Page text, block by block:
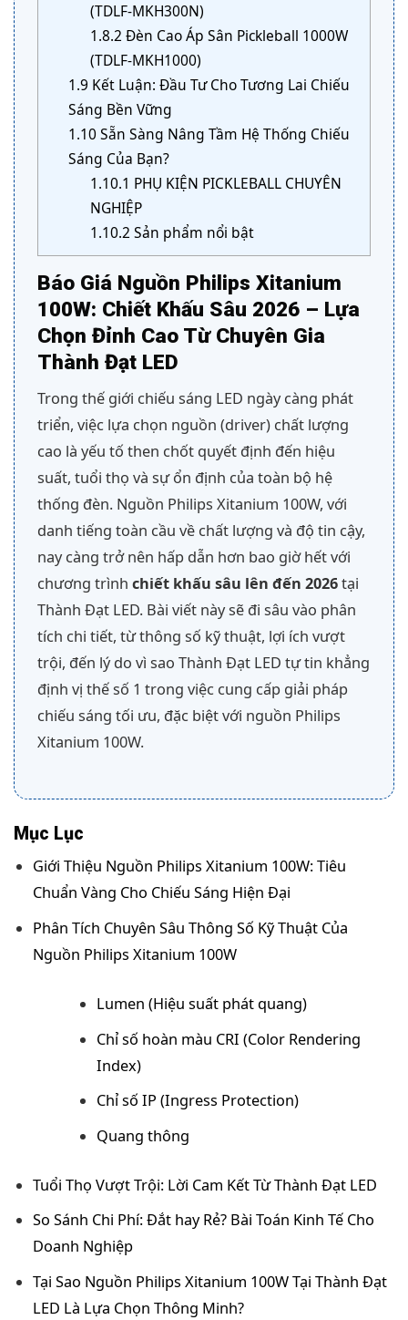
(TDLF-MKH300N)
1.8.2 Đèn Cao Áp Sân Pickleball 1000W
(TDLF-MKH1000)
1.9 Kết Luận: Đầu Tư Cho Tương Lai Chiếu
Sáng Bền Vững
1.10 Sẵn Sàng Nâng Tầm Hệ Thống Chiếu
Sáng Của Bạn?
1.10.1 PHỤ KIỆN PICKLEBALL CHUYÊN
NGHIỆP
1.10.2 Sản phẩm nổi bật
Báo Giá Nguồn Philips Xitanium
100W: Chiết Khấu Sâu 2026 – Lựa
Chọn Đỉnh Cao Từ Chuyên Gia
Thành Đạt LED
Trong thế giới chiếu sáng LED ngày càng phát
triển, việc lựa chọn nguồn (driver) chất lượng
cao là yếu tố then chốt quyết định đến hiệu
suất, tuổi thọ và sự ổn định của toàn bộ hệ
thống đèn. Nguồn Philips Xitanium 100W, với
danh tiếng toàn cầu về chất lượng và độ tin cậy,
nay càng trở nên hấp dẫn hơn bao giờ hết với
chương trình chiết khấu sâu lên đến 2026tại
Thành Đạt LED. Bài viết này sẽ đi sâu vào phân
tích chi tiết, từ thông số kỹ thuật, lợi ích vượt
trội, đến lý do vì sao Thành Đạt LED tự tin khẳng
định vị thế số 1 trong việc cung cấp giải pháp
chiếu sáng tối ưu, đặc biệt với nguồn Philips
Xitanium 100W.
Mục Lục
Giới Thiệu Nguồn Philips Xitanium 100W: Tiêu
Chuẩn Vàng Cho Chiếu Sáng Hiện Đại
Phân Tích Chuyên Sâu Thông Số Kỹ Thuật Của
Nguồn Philips Xitanium 100W
Lumen (Hiệu suất phát quang)
Chỉ số hoàn màu CRI (Color Rendering
Index)
Chỉ số IP (Ingress Protection)
Quang thông
Tuổi Thọ Vượt Trội: Lời Cam Kết Từ Thành Đạt LED
So Sánh Chi Phí: Đắt hay Rẻ? Bài Toán Kinh Tế Cho
Doanh Nghiệp
Tại Sao Nguồn Philips Xitanium 100W Tại Thành Đạt
LED Là Lựa Chọn Thông Minh?